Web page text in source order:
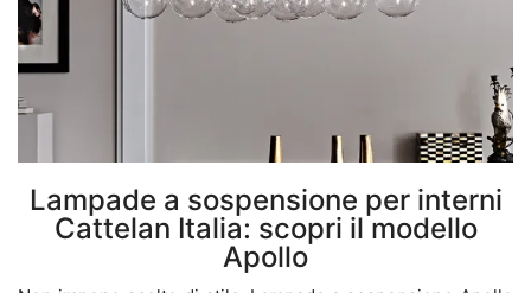
Lampade a sospensione per interni
Cattelan Italia: scopri il modello
Apollo